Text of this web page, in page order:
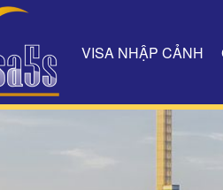
VISA NHẬP CẢNH